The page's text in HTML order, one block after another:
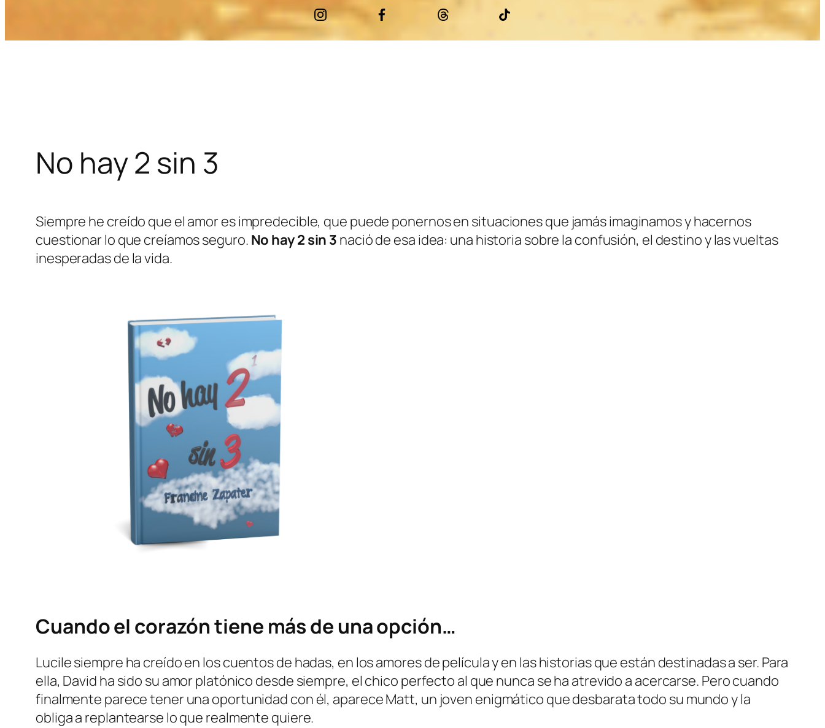
No hay 2 sin 3
Siempre he creído que el amor es impredecible, que puede ponernos en situaciones que jamás imaginamos y hacernos
cuestionar lo que creíamos seguro. No hay 2 sin 3 nació de esa idea: una historia sobre la confusión, el destino y las vueltas
inesperadas de la vida.
Cuando el corazón tiene más de una opción…
Lucile siempre ha creído en los cuentos de hadas, en los amores de película y en las historias que están destinadas a ser. Para
ella, David ha sido su amor platónico desde siempre, el chico perfecto al que nunca se ha atrevido a acercarse. Pero cuando
finalmente parece tener una oportunidad con él, aparece Matt, un joven enigmático que desbarata todo su mundo y la
obliga a replantearse lo que realmente quiere.